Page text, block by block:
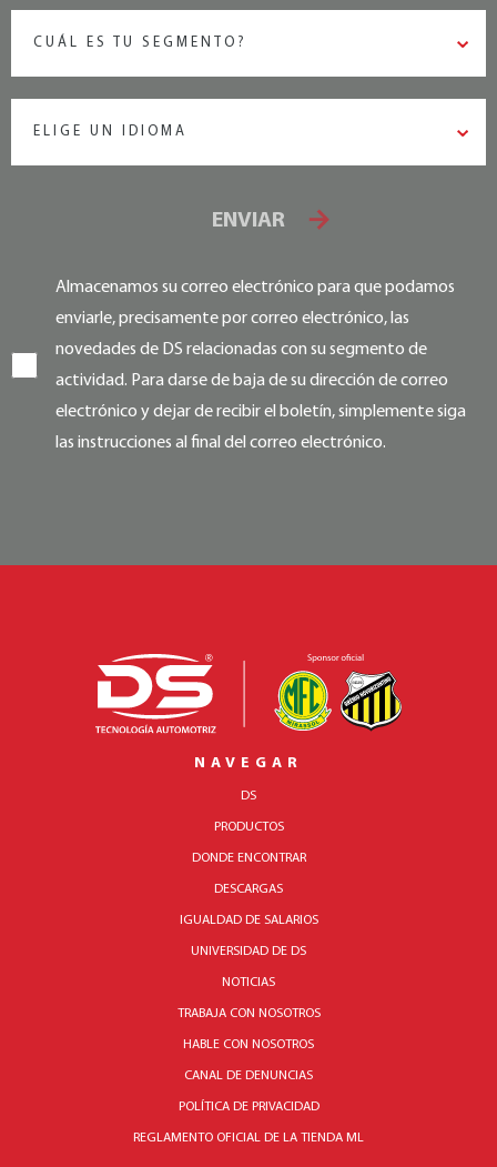
CUÁL ES TU SEGMENTO?
ELIGE UN IDIOMA
ENVIAR
Almacenamos su correo electrónico para que podamos
enviarle, precisamente por correo electrónico, las
novedades de DS relacionadas con su segmento de
actividad. Para darse de baja de su dirección de correo
electrónico y dejar de recibir el boletín, simplemente siga
las instrucciones al final del correo electrónico.
NAVEGAR
DS
PRODUCTOS
DONDE ENCONTRAR
DESCARGAS
IGUALDAD DE SALARIOS
UNIVERSIDAD DE DS
NOTICIAS
TRABAJA CON NOSOTROS
HABLE CON NOSOTROS
CANAL DE DENUNCIAS
POLÍTICA DE PRIVACIDAD
REGLAMENTO OFICIAL DE LA TIENDA ML